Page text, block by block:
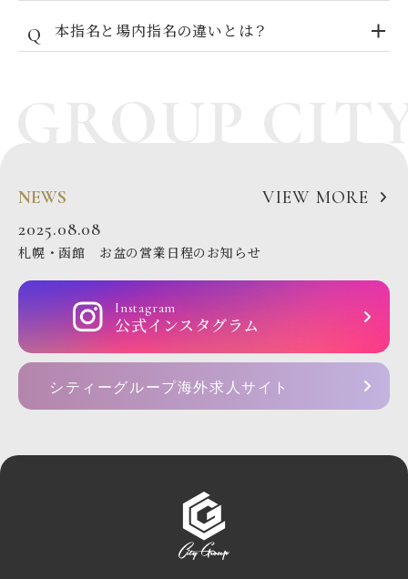
本指名と場内指名の違いとは？
NEWS
2025.08.08
札幌・函館 お盆の営業日程のお知らせ
VIEW MORE
Instagram
公式インスタグラム
シティーグループ海外求人サイト